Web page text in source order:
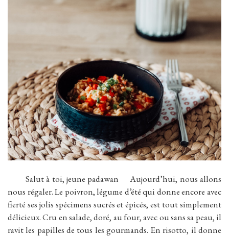
Salut à toi, jeune padawan Aujourd’hui, nous allons
nous régaler. Le poivron, légume d’été qui donne encore avec
fierté ses jolis spécimens sucrés et épicés, est tout simplement
délicieux. Cru en salade, doré, au four, avec ou sans sa peau, il
ravit les papilles de tous les gourmands. En risotto, il donne